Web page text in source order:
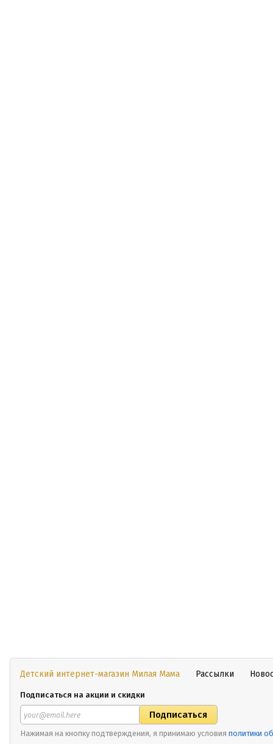
Детский интернет-магазин Милая Мама Рассылки
Подписаться на акции и скидки
Нажимая на кнопку подтверждения, я принимаю условия политики